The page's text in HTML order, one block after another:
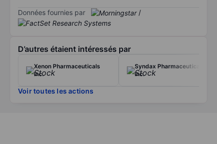
Données fournies par /
D’autres étaient intéressés par
Xenon Pharmaceuticals
Inc.
Syndax Pharmaceuticals
Inc.
Voir toutes les actions